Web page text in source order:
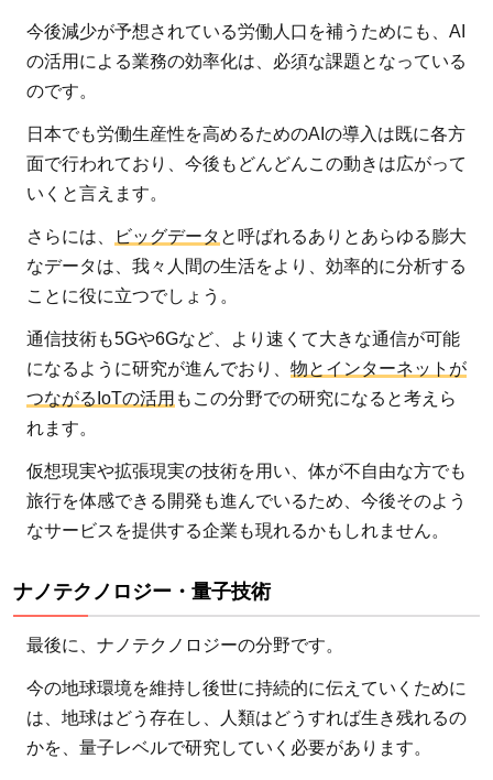
今後減少が予想されている労働人口を補うためにも、AI
の活用による業務の効率化は、必須な課題となっている
のです。
日本でも労働生産性を高めるためのAIの導入は既に各方
面で行われており、今後もどんどんこの動きは広がって
いくと言えます。
さらには、 ビッグデータ と呼ばれるありとあらゆる膨大
なデータは、我々人間の生活をより、効率的に分析する
ことに役に立つでしょう。
通信技術も5Gや6Gなど、より速くて大きな通信が可能
になるように研究が進んでおり、 物とインターネットが
つながるIoTの活用 もこの分野での研究になると考えら
れます。
仮想現実や拡張現実の技術を用い、体が不自由な方でも
旅行を体感できる開発も進んでいるため、今後そのよう
なサービスを提供する企業も現れるかもしれません。
ナノテクノロジー・量子技術
最後に、ナノテクノロジーの分野です。
今の地球環境を維持し後世に持続的に伝えていくために
は、地球はどう存在し、人類はどうすれば生き残れるの
かを、量子レベルで研究していく必要があります。